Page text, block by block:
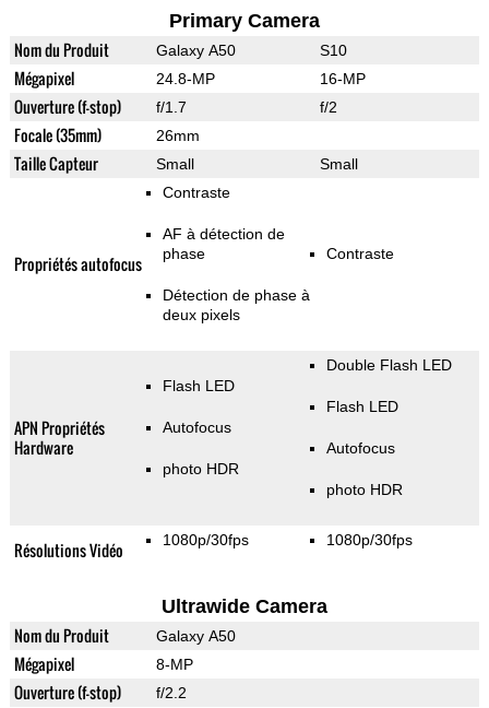
Primary Camera
Nom du Produit Galaxy A50 S10
Mégapixel 24.8-MP 16-MP
Ouverture (f-stop) f/1.7 f/2
Focale (35mm) 26mm
Taille Capteur Small Small
Propriétés autofocus
Contraste
AF à détection de
phase
Détection de phase à
deux pixels
Contraste
APN Propriétés
Hardware
Flash LED
Autofocus
photo HDR
Double Flash LED
Flash LED
Autofocus
photo HDR
Résolutions Vidéo 1080p/30fps 1080p/30fps
Ultrawide Camera
Nom du Produit Galaxy A50
Mégapixel 8-MP
Ouverture (f-stop) f/2.2